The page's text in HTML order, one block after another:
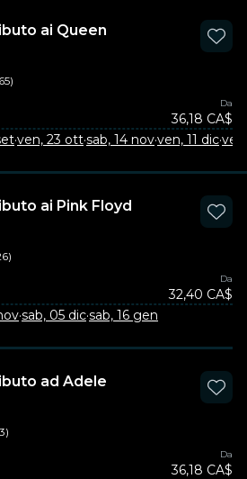
ai Queen
Da
36,18 CA$
·ven, 23 ott·sab, 14 nov·ven, 11 dic·
ai Pink Floyd
Da
32,40 CA$
·sab, 05 dic·sab, 16 gen
ad Adele
Da
36,18 CA$